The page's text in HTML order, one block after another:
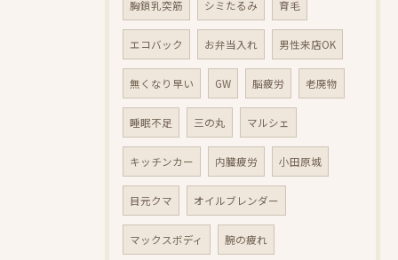
胸鎖乳突筋 シミたるみ 育毛
エコバック お弁当入れ 男性来店OK
無くなり早い GW 脳疲労 老廃物
睡眠不足 三の丸 マルシェ
キッチンカー 内臓疲労 小田原城
目元クマ オイルブレンダー
マックスボディ 腕の疲れ